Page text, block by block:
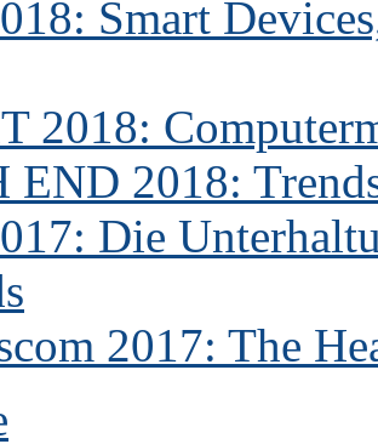
Smart
2018:
END 2018:
Die
2017: The